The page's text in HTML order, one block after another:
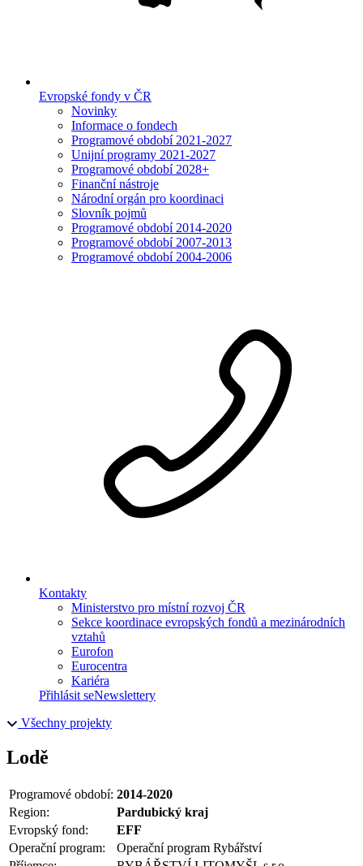
Evropské fondy v ČR
Novinky
Informace o fondech
Programové období 2021-2027
Unijní programy 2021-2027
Programové období 2028+
Finanční nástroje
Národní orgán pro koordinaci
Slovník pojmů
Programové období 2014-2020
Programové období 2007-2013
Programové období 2004-2006
Kontakty
Ministerstvo pro místní rozvoj ČR
Sekce koordinace evropských fondů a mezinárodních
vztahů
Eurofon
Eurocentra
Kariéra
Přihlásit seNewslettery
Všechny projekty
Lodě
Programové období: 2014-2020
Region:
Pardubický kraj
Evropský fond:
EFF
Operační program:
Operační program Rybářství